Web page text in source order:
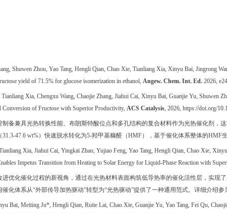
Shuwen Zhou, Yao Tang, Hengli Qian, Chao Xie, Tianliang Xia, Xinyu Bai, Jingrong
yield of 71.5% for glucose isomerization in ethanol, Angew. Chem. Int. Ed. 2026,
Xia, Chengxu Wang, Chaojie Zhang, Jiahui Cai, Xinyu Bai, Guanjie Yu, Shuwen
of Fructose with Superior Productivity, ACS Catalysis, 2026, https://doi.org/
备兼具光热转换性能、布朗斯特酸位点和多孔结构的复合材料作为光热催化剂，
31.3-47.6 wt%）快速脱水转化为5-羟甲基糠醛（HMF），基于催化体系整体的HMF
Xia, Jiahui Cai, Yingkai Zhao, Yujiao Feng, Yao Tang, Hengli Qian, Chao Xie,
Impetus Transition from Heating to Solar Energy for Liquid-Phase Reaction with
优化催化过程的新视角，通过在光热材料表面构筑低导热率的催化活性层，实现
化体系从“外部传导加热驱动”转型为“光热驱动”提供了一种通用范式。详细介绍参
Bai, Meiting Ju*, Hengli Qian, Ruite Lai, Chao Xie, Guanjie Yu, Yao Tang, Fei Qu,